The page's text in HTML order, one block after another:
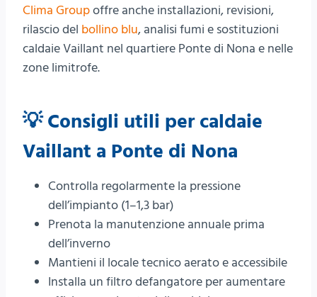
Clima Groupoffre anche installazioni, revisioni,
rilascio del bollino blu, analisi fumi e sostituzioni
caldaie Vaillant nel quartiere Ponte di Nona e nelle
zone limitrofe.
💡 Consigli utili per caldaie
Vaillant a Ponte di Nona
Controlla regolarmente la pressione
dell’impianto (1–1,3 bar)
Prenota la manutenzione annuale prima
dell’inverno
Mantieni il locale tecnico aerato e accessibile
Installa un filtro defangatore per aumentare